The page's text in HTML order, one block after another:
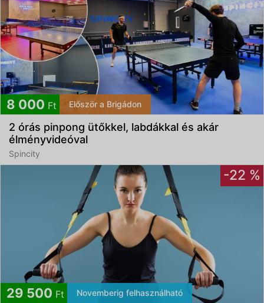
8 000 Ft Először a Brigádon
2 órás pinpong ütőkkel, labdákkal és akár
élményvideóval
Spincity
-22 %
29 500 Ft Novemberig felhasználható